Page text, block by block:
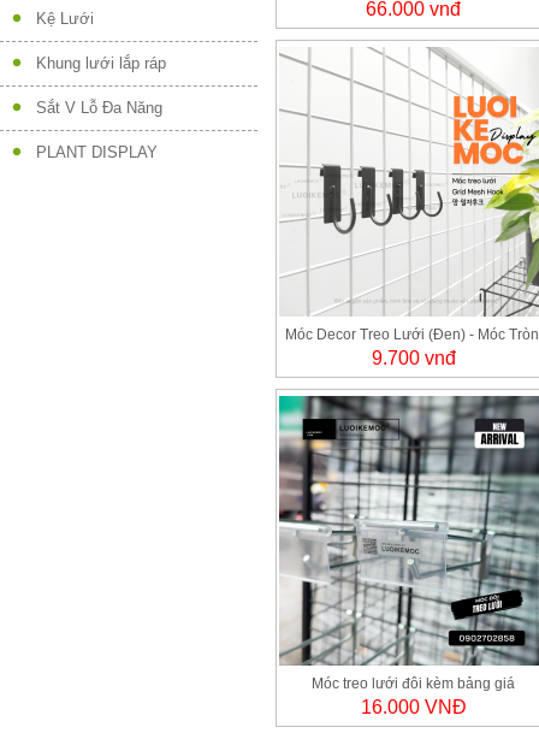
Kệ Lưới
Khung lưới lắp ráp
Sắt V Lỗ Đa Năng
PLANT DISPLAY
x Ngang 95 mm
66.000 vnđ
Móc Decor Treo Lưới (Đen) - Móc
an toàn cho người dùng!
9.700 vnđ
Móc treo lưới đôi kèm bảng giá
16.000 VNĐ